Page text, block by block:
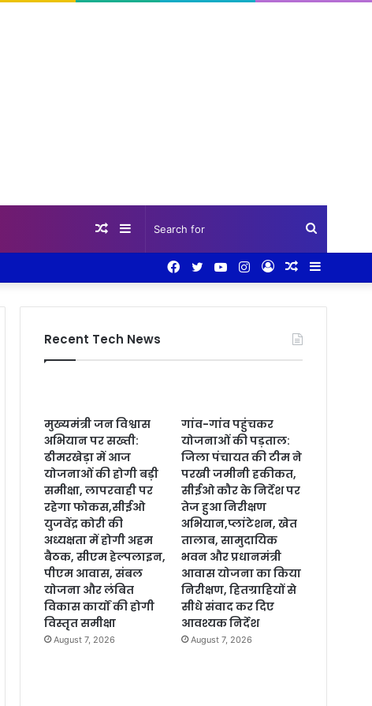
for
Sidebar
Random
Random
Log
Instagram
YouTube
Twitter
Facebook
Recent Tech News
मुख्यमंत्री जन विश्वास
अभियान पर सख्ती:
ढीमरखेड़ा में आज
योजनाओं की होगी बड़ी
समीक्षा, लापरवाही पर
रहेगा फोकस,सीईओ
युजवेंद्र कोरी की
अध्यक्षता में होगी अहम
बैठक, सीएम हेल्पलाइन,
पीएम आवास, संबल
योजना और लंबित
विकास कार्यों की होगी
विस्तृत समीक्षा
August 7, 2026
गांव-गांव पहुंचकर
योजनाओं की पड़ताल:
जिला पंचायत की टीम ने
परखी जमीनी हकीकत,
सीईओ कौर के निर्देश पर
तेज हुआ निरीक्षण
अभियान,प्लांटेशन, खेत
तालाब, सामुदायिक
भवन और प्रधानमंत्री
आवास योजना का किया
निरीक्षण, हितग्राहियों से
सीधे संवाद कर दिए
आवश्यक निर्देश
August 7, 2026